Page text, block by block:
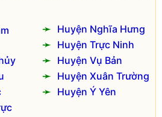
Huyện Nghĩa Hưng
Huyện Trực Ninh
Huyện Vụ Bản
Huyện Xuân Trường
Huyện Ý Yên